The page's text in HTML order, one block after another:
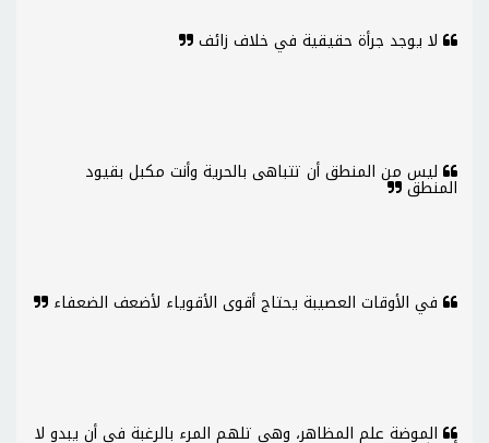
لا يوجد جرأة حقيقية في خلاف زائف
ليس من المنطق أن تتباهى بالحرية وأنت مكبل بقيود
المنطق
في الأوقات العصيبة يحتاج أقوى الأقوياء لأضعف الضعفاء
الموضة علم المظاهر، وهي تلهم المرء بالرغبة في أن يبدو لا